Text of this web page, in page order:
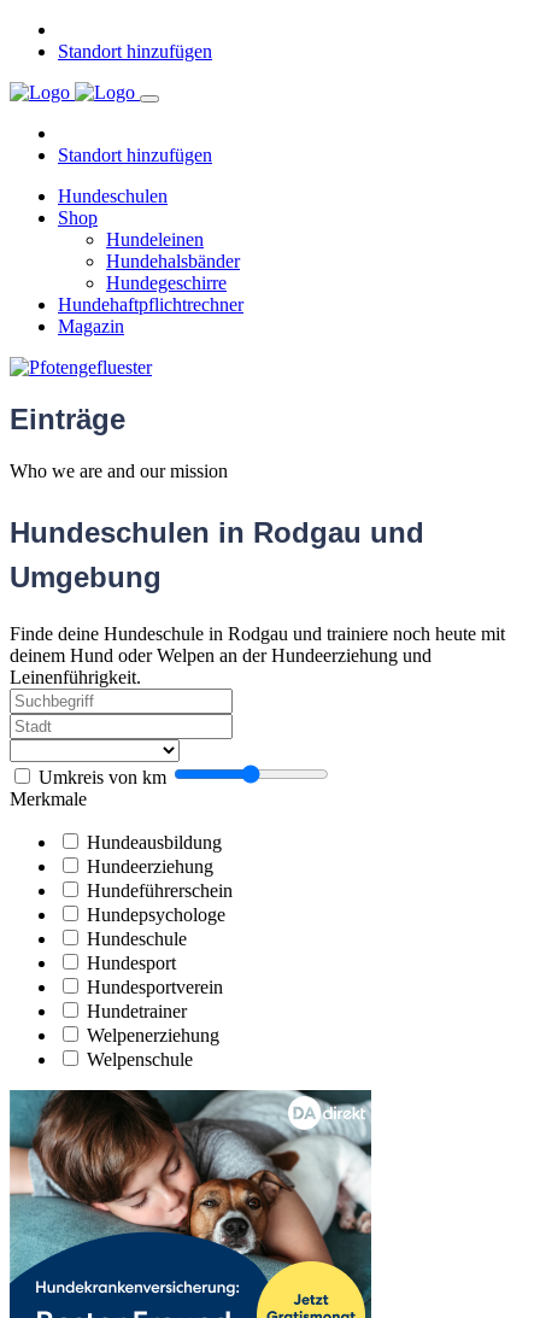
Standort hinzufügen
Standort hinzufügen
Hundeschulen
Shop
Hundeleinen
Hundehalsbänder
Hundegeschirre
Hundehaftpflichtrechner
Magazin
Einträge
Who we are and our mission
Hundeschulen in Rodgau und
Umgebung
Finde deine Hundeschule in Rodgau und trainiere noch heute mit
deinem Hund oder Welpen an der Hundeerziehung und
Leinenführigkeit.
Umkreis von km
Merkmale
Hundeausbildung
Hundeerziehung
Hundeführerschein
Hundepsychologe
Hundeschule
Hundesport
Hundesportverein
Hundetrainer
Welpenerziehung
Welpenschule